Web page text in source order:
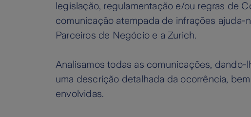
legislação, regulamentação e/ou regras de
comunicação atempada de infrações
Parceiros de Negócio e a Zurich.
Analisamos todas as comunicações,
uma descrição detalhada da ocorrência,
envolvidas.